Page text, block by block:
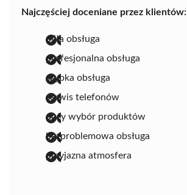
Najczęściej doceniane przez klientów:
miła obsługa
profesjonalna obsługa
szybka obsługa
serwis telefonów
duży wybór produktów
bezproblemowa obsługa
przyjazna atmosfera